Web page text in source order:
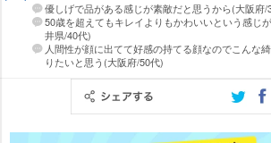
優しげで品がある感じが素敵だと思うから(大阪府/
50歳を超えてもキレイよりもかわいいという感じ
井県/40代)
人間性が顔に出てて好感の持てる顔なのでこんな
りたいと思う(大阪府/50代)